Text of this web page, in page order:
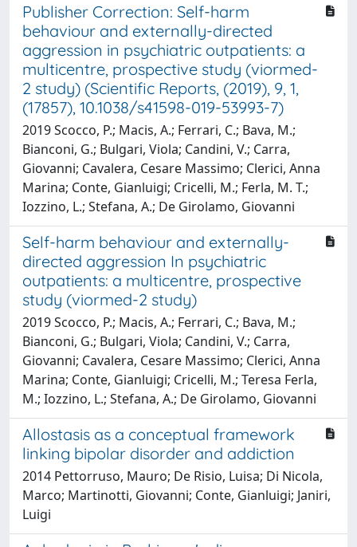
Publisher Correction: Self-harm
behaviour and externally-directed
aggression in psychiatric outpatients: a
multicentre, prospective study (viormed-
2 study) (Scientific Reports, (2019), 9, 1,
(17857), 10.1038/s41598-019-53993-7)
2019 Scocco, P.; Macis, A.; Ferrari, C.; Bava, M.;
Bianconi, G.; Bulgari, Viola; Candini, V.; Carra,
Giovanni; Cavalera, Cesare Massimo; Clerici, Anna
Marina; Conte, Gianluigi; Cricelli, M.; Ferla, M. T.;
Iozzino, L.; Stefana, A.; De Girolamo, Giovanni
Self-harm behaviour and externally-
directed aggression In psychiatric
outpatients: a multicentre, prospective
study (viormed-2 study)
2019 Scocco, P.; Macis, A.; Ferrari, C.; Bava, M.;
Bianconi, G.; Bulgari, Viola; Candini, V.; Carra,
Giovanni; Cavalera, Cesare Massimo; Clerici, Anna
Marina; Conte, Gianluigi; Cricelli, M.; Teresa Ferla,
M.; Iozzino, L.; Stefana, A.; De Girolamo, Giovanni
Allostasis as a conceptual framework
linking bipolar disorder and addiction
2014 Pettorruso, Mauro; De Risio, Luisa; Di Nicola,
Marco; Martinotti, Giovanni; Conte, Gianluigi; Janiri,
Luigi